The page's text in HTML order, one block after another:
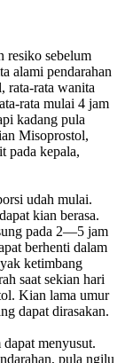
resiko sebelum
alami pendarahan
rata-rata wanita
rata mulai 4 jam
kadang pula
Misoprostol,
pada kepala,
udah mulai.
kian berasa.
pada 2—5 jam
berhenti dalam
ketimbang
saat sekian hari
Kian lama umur
dapat dirasakan.
menyusut.
pula ngilu